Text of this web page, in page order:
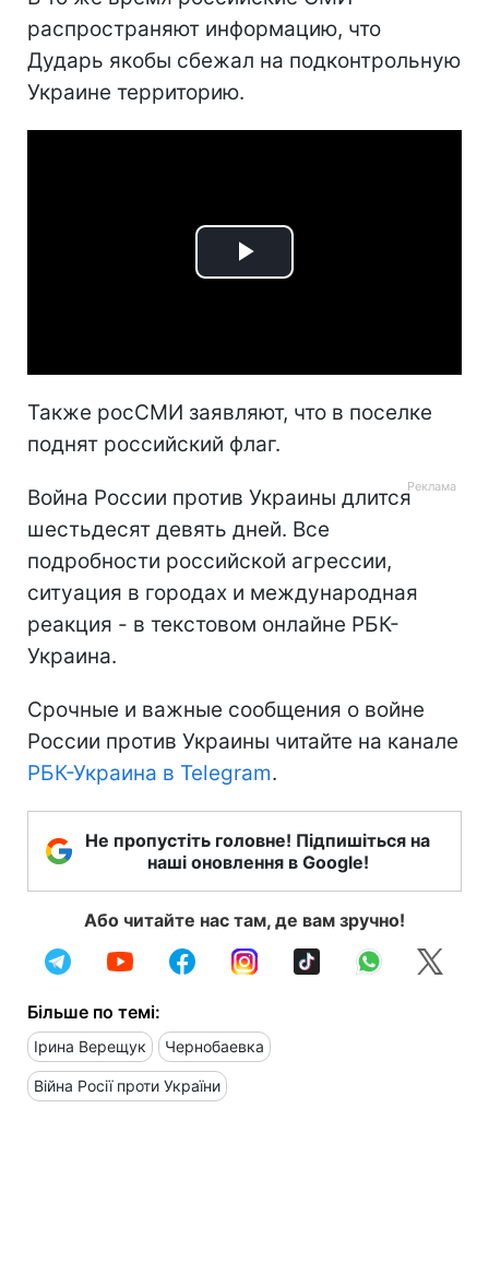
распространяют информацию, что
Дударь якобы сбежал на подконтрольную
Украине территорию.
Play
Также росСМИ заявляют, что в поселке
поднят российский флаг.
Война России против Украины длится
шестьдесят девять дней. Все
подробности российской агрессии,
ситуация в городах и международная
реакция - в текстовом онлайне РБК-
Украина.
Срочные и важные сообщения о войне
России против Украины читайте на канале
РБК-Украина в Telegram.
Не пропустіть головне! Підпишіться на
наші оновлення в Google!
Або читайте нас там, де вам зручно!
Більше по темі:
Ірина Верещук Чернобаевка
Війна Росії проти України